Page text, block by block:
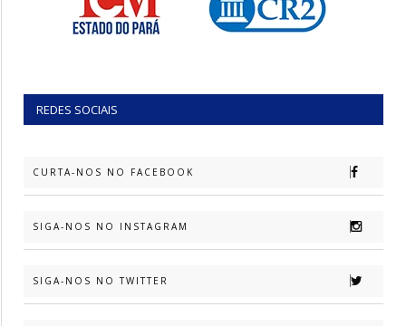
REDES SOCIAIS
CURTA-NOS NO FACEBOOK
SIGA-NOS NO INSTAGRAM
SIGA-NOS NO TWITTER